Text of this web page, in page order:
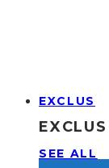
EXCLUS
EXCLUS
SEE ALL